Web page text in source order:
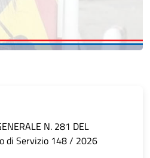
N. 281 DEL
di Servizio 148 / 2026